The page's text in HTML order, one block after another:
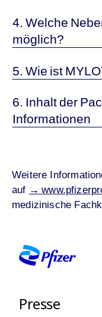
4. Welche Nebenwirkungen sind
möglich?
5. Wie ist
6. Inhalt der Packung und weitere
Informationen
Weitere
auf →
medizinische
Presse